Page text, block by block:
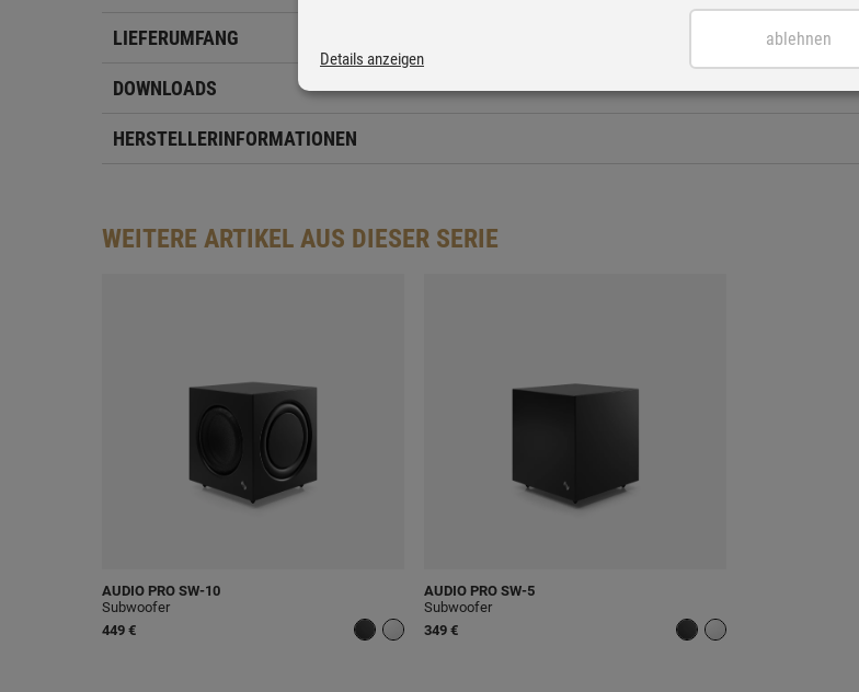
LIEFERUMFANG
DOWNLOADS
HERSTELLERINFORMATIONEN
WEITERE ARTIKEL AUS DIESER SERIE
AUDIO PRO SW-10
Subwoofer
449 €
AUDIO PRO SW-5
Subwoofer
349 €
Details anzeigen
ablehnen